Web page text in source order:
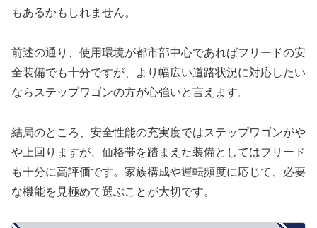
もあるかもしれません。
前述の通り、使用環境が都市部中心であればフリードの安
全装備でも十分ですが、より幅広い道路状況に対応したい
ならステップワゴンの方が心強いと言えます。
結局のところ、安全性能の充実度ではステップワゴンがや
や上回りますが、価格帯を踏まえた装備としてはフリード
も十分に高評価です。家族構成や運転頻度に応じて、必要
な機能を見極めて選ぶことが大切です。